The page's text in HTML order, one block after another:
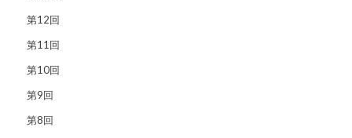
第12回
第11回
第10回
第9回
第8回